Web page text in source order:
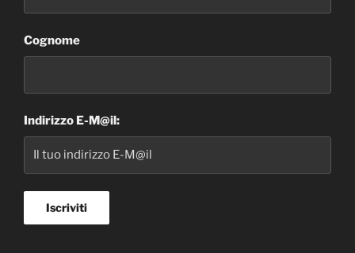
Cognome
Indirizzo E-M@il: